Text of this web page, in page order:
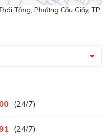
Tông, Phường Cầu Giấy, TP.
(24/7)
(24/7)